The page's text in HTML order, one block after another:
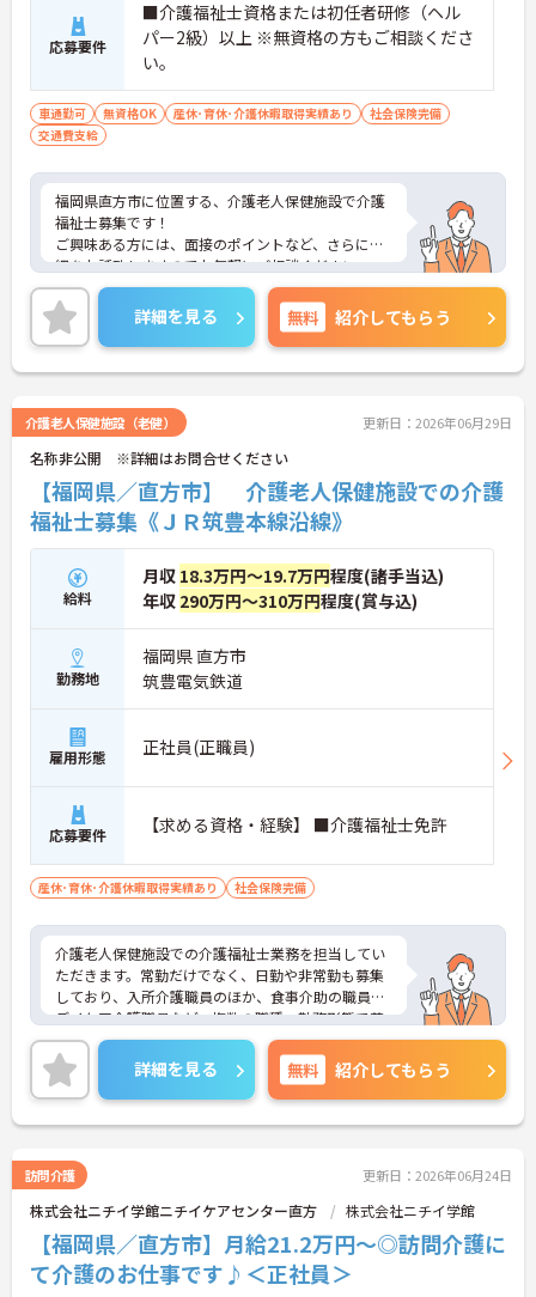
応募要件
■介護福祉士資格または初任者研修（ヘル
パー2級）以上 ※無資格の方もご相談くださ
い。
車通勤可 無資格OK 産休･育休･介護休暇取得実績あり
社会保険完備
交通費支給
福岡県直方市に位置する、介護老人保健施設で介護
福祉士募集です！
ご興味ある方には、面接のポイントなど、さらに詳
細をお話致しますのでお気軽にご相談ください。
詳細を見る 無料 紹介してもらう
介護老人保健施設（老健） 更新日：2026年06月29日
名称非公開 ※詳細はお問合せください
【福岡県／直方市】 介護老人保健施設での介護
福祉士募集《ＪＲ筑豊本線沿線》
給料
月収 18.3万円～19.7万円程度(諸手当込)
年収 290万円～310万円程度(賞与込)
勤務地
福岡県 直方市
筑豊電気鉄道
雇用形態 正社員(正職員)
応募要件 【求める資格・経験】 ■介護福祉士免許
産休･育休･介護休暇取得実績あり 社会保険完備
介護老人保健施設での介護福祉士業務を担当してい
ただきます。常勤だけでなく、日勤や非常勤も募集
しており、入所介護職員のほか、食事介助の職員、
デイケア介護職員など、複数の職種・勤務形態で募
集しています。ご興味のある方はお気軽にお問い合
わせ下さいませ。詳細を見る 無料 紹介してもらう
訪問介護 更新日：2026年06月24日
株式会社ニチイ学館ニチイケアセンター直方 株式会社ニチイ学館
【福岡県／直方市】月給21.2万円～◎訪問介護に
て介護のお仕事です♪＜正社員＞